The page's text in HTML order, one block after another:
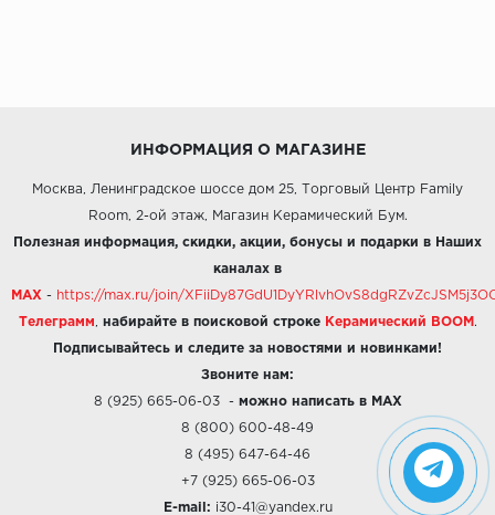
ИНФОРМАЦИЯ О МАГАЗИНЕ
Москва, Ленинградское шоссе дом 25, Торговый Центр Family
Room, 2-ой этаж, Магазин Керамический Бум.
Полезная информация, скидки, акции, бонусы и подарки в Наших
каналах в
MAX - https://max.ru/join/
Телеграмм набирайте в поисковой строке Керамический BOOM .
Подписывайтесь и следите за новостями и новинками!
Звоните нам:
8 (925) 665-06-03- можно написать в MAX
8 (800) 600-48-49
8 (495) 647-64-46
+7 (925) 665-06-03
E-mail: i30-41@yandex.ru